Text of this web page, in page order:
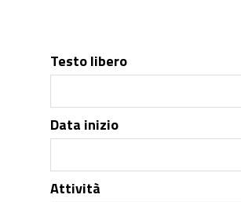
Testo libero
Data inizio
Data
Attività